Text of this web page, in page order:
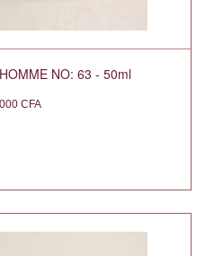
NO: 63 - 50ml
CFA